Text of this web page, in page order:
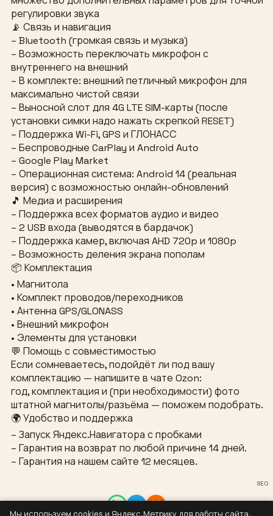
регулировки звука
📡 Связь и навигация
– Bluetooth (громкая связь и музыка)
– Возможность переключать микрофон с
внутреннего на внешний
– В комплекте: внешний петличный микрофон для
максимально чистой связи
– Выносной слот для 4G LTE SIM-карты (после
установки симки надо нажать скрепкой RESET)
– Поддержка Wi-Fi, GPS и ГЛОНАСС
– Беспроводные CarPlay и Android Auto
– Google Play Market
– Операционная система: Android 14 (реальная
версия) с возможностью онлайн-обновлений
🎵 Медиа и расширения
– Поддержка всех форматов аудио и видео
– 2 USB входа (выводятся в бардачок)
– Поддержка камер, включая AHD 720p и 1080p
– Возможность деления экрана пополам
📦 Комплектация
• Магнитола
• Комплект проводов/переходников
• Антенна GPS/GLONASS
• Внешний микрофон
• Элементы для установки
💬 Помощь с совместимостью
Если сомневаетесь, подойдёт ли под вашу
комплектацию — напишите в чате Ozon:
год, комплектация и (при необходимости) фото
штатной магнитолы/разъёма — поможем подобрать.
🌍 Удобство и поддержка
– Запуск Яндекс.Навигатора с пробками
– Гарантия на возврат по любой причине 14 дней.
– Гарантия на нашем сайте 12 месяцев.
SEO
Мы используем cookies и Яндекс.Метрику для работы сайта,